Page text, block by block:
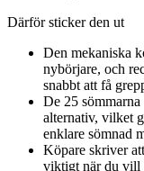
Därför sticker den ut
Den mekaniska
nybörjare, och
snabbt att få
De 25
alternativ, vilket
enklare sömnad
Köpare skriver
viktigt när du vill